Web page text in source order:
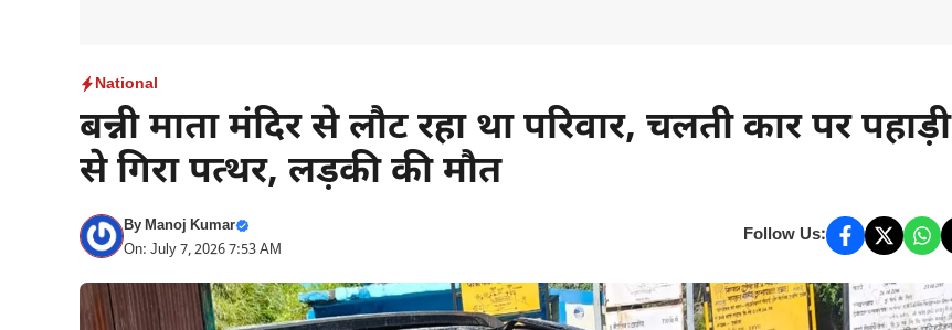
National
बन्नी माता मंदिर से लौट रहा था परिवार, चलती कार पर पहाड़ी
से गिरा पत्थर, लड़की की मौत
ByManoj Kumar
On: July 7, 2026 7:53 AM
Follow Us: